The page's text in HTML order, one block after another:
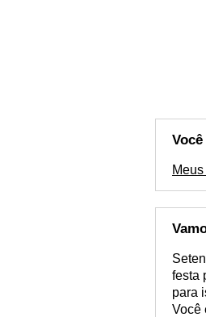
festa
para
Você